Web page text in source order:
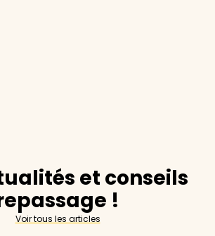
et conseils
!
Voir tous les articles